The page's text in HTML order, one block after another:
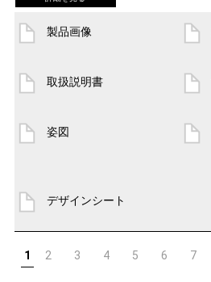
製品画像
取扱説明書
姿図
デザインシート
1 2 3 4 5 6 7